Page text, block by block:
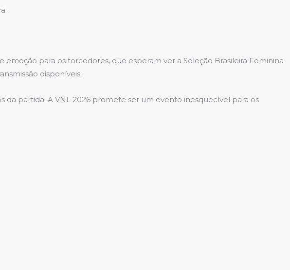
para os torcedores, que esperam ver a Seleção Brasileira Feminina
disponíveis.
partida. A VNL 2026 promete ser um evento inesquecível para os